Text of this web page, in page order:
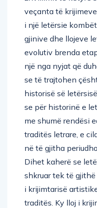
veçanta të
i një letërsie
gjinive dhe llojeve
evolutiv brenda
një nga nyjat që
se të trajtohen
historisë së
se për historinë e
me shumë rendësi
traditës letrare, e
në të gjitha
Dihet kaherë se
shkruar tek të
i krijimtarisë
traditës. Ky lloj i